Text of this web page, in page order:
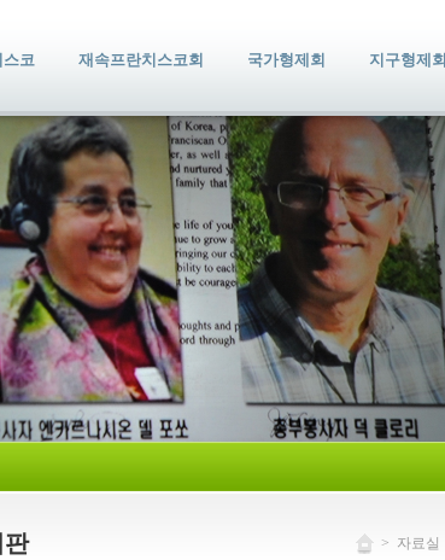
스코 재속프란치스코회 국가형제회 지구형제회
판 > 자료실